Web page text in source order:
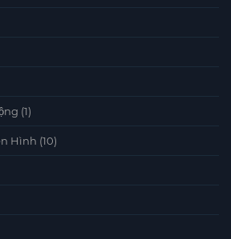
(1)
Hình (10)